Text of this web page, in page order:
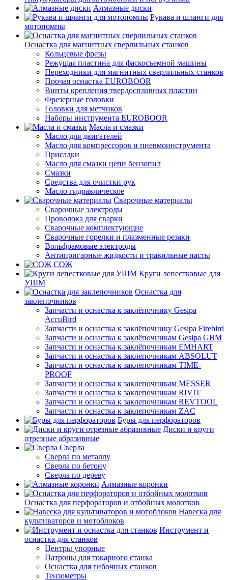
Алмазные диски
Рукава и шланги для
мотопомпы
Оснастка для магнитных сверлильных станков
Кольцевые фрезы
Режущая пластина для фаскосъемной машины
Переходники для магнитных сверлильных станков
Прочая оснастка EUROBOOR
Винты крепления твердосплавных пластин
Фрезерные головки
Головки для метчиков
Наборы инструмента EUROBOOR
Масла и смазки
Масло для двигателей
Масло для компрессоров и пневмоинструмента
Присадки
Масло для смазки цепи бензопил
Смазки
Средства для очистки рук
Масло гидравлическое
Сварочные материалы
Сварочные электроды
Проволока для сварки
Сварочные комплектующие
Сварочные горелки и плазменные резаки
Вольфрамовые электроды
Антипригарные жидкости и травильные пасты
СОЖ
Круги лепестковые для
УШМ
Оснастка для
заклепочников
Запчасти и оснастка к заклёпочнику Gesipa
AccuBird
Запчасти и оснастка к заклёпочнику Gesipa Firebird
Запчасти и оснастка к заклёпочникам Gesipa GBM
Запчасти и оснастка к заклёпочникам EMHART
Запчасти и оснастка к заклепочникам ABSOLUT
Запчасти и оснастка к заклепочникам TIME-
PROOF
Запчасти и оснастка к заклепочникам MESSER
Запчасти и оснастка к заклепочникам RIVIT
Запчасти и оснастка к заклепочникам REVTOOL
Запчасти и оснастка к заклепочникам ZAC
Буры для перфораторов
Диски и круги
отрезные абразивные
Сверла
Сверла по металлу
Сверла по бетону
Сверла по дереву
Алмазные коронки
Оснастка для перфораторов и отбойных молотков
Навеска для
культиваторов и мотоблоков
Инструмент и
оснастка для станков
Центры упорные
Патроны для токарного станка
Оснастка для гибочных станков
Тензометры